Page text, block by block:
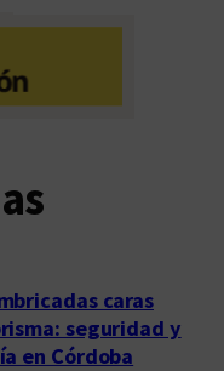
caras
seguridad y
en Córdoba